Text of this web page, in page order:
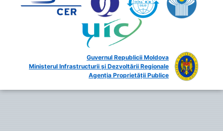
Guvernul Republicii Moldova
Ministerul Infrastructurii și Dezvoltării Regionale
Agenția Proprietății Publice